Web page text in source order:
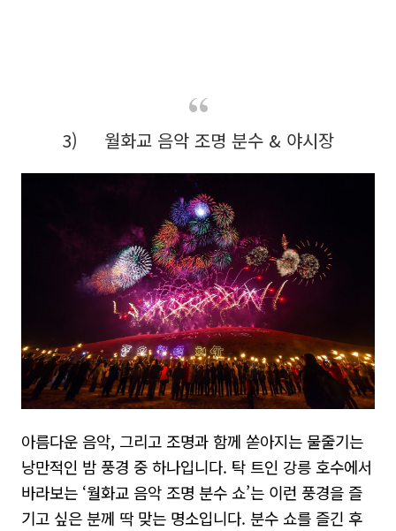
3) 월화교 음악 조명 분수 & 야시장
아름다운 음악, 그리고 조명과 함께 쏟아지는 물줄기는
낭만적인 밤 풍경 중 하나입니다. 탁 트인 강릉 호수에서
바라보는 ‘월화교 음악 조명 분수 쇼’는 이런 풍경을 즐
기고 싶은 분께 딱 맞는 명소입니다. 분수 쇼를 즐긴 후